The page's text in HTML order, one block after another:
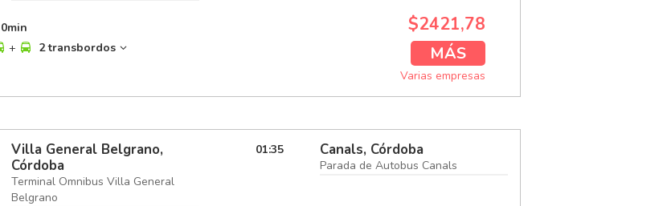
0min
+ 2 transbordos
$2421,78
MÁS
Varias empresas
Villa General Belgrano,
Córdoba
Terminal Omnibus Villa General
Belgrano
01:35 Canals, Córdoba
Parada de Autobus Canals